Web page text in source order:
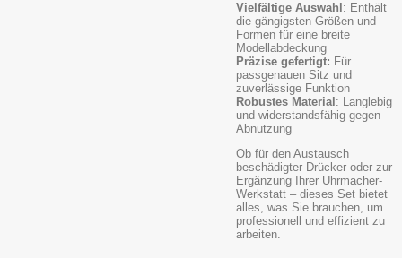
Vielfältige Auswahl : Enthält
die gängigsten Größen und
Formen für eine breite
Modellabdeckung
Präzise gefertigt: Für
passgenauen Sitz und
zuverlässige Funktion
Robustes Material : Langlebig
und widerstandsfähig gegen
Abnutzung
Ob für den Austausch
beschädigter Drücker oder zur
Ergänzung Ihrer Uhrmacher-
Werkstatt – dieses Set bietet
alles, was Sie brauchen, um
professionell und effizient zu
arbeiten.